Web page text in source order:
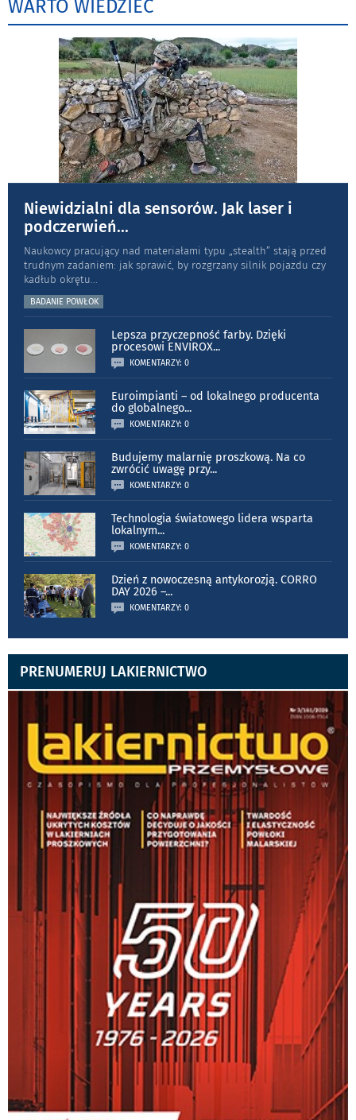
WARTO WIEDZIEĆ
Niewidzialni dla sensorów. Jak laser i
podczerwień...
Naukowcy pracujący nad materiałami typu „stea­lth” stają przed
trudnym zadaniem: jak sprawić, by rozgrzany silnik pojazdu czy
kadłub okrętu...
BADANIE POWŁOK
Lepsza przyczepność farby. Dzięki
procesowi ENVIROX...
KOMENTARZY: 0
Euroimpianti – od lokalnego producenta
do globalnego...
KOMENTARZY: 0
Budujemy malarnię proszkową. Na co
zwrócić uwagę przy...
KOMENTARZY: 0
Technologia światowego lidera wsparta
lokalnym...
KOMENTARZY: 0
Dzień z nowoczesną antykorozją. CORRO
DAY 2026 –...
KOMENTARZY: 0
PRENUMERUJ LAKIERNICTWO